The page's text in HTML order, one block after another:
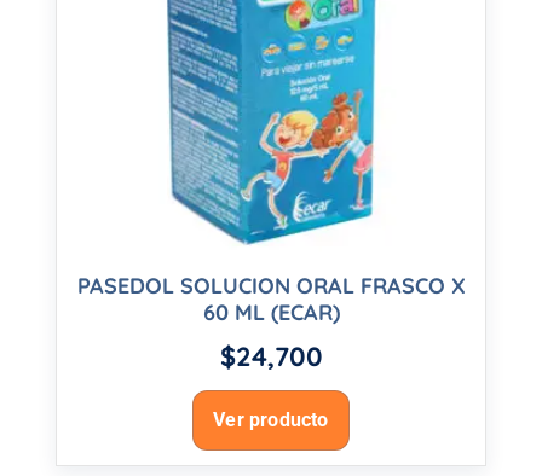
PASEDOL SOLUCION ORAL FRASCO X
60 ML (ECAR)
$24,700
Ver producto